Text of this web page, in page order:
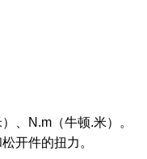
、N.m（牛顿.米）。
开件的扭力。